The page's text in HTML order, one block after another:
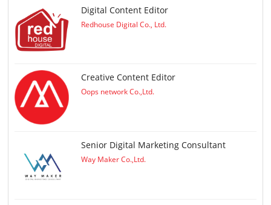
Digital Content Editor
Redhouse Digital Co., Ltd.
Creative Content Editor
Oops network Co.,Ltd.
Senior Digital Marketing Consultant
Way Maker Co.,Ltd.